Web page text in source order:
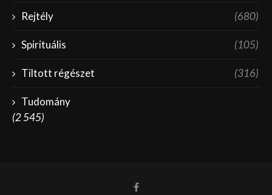
Rejtély (680)
Spirituális (105)
Tiltott régészet (316)
Tudomány
(2 545)